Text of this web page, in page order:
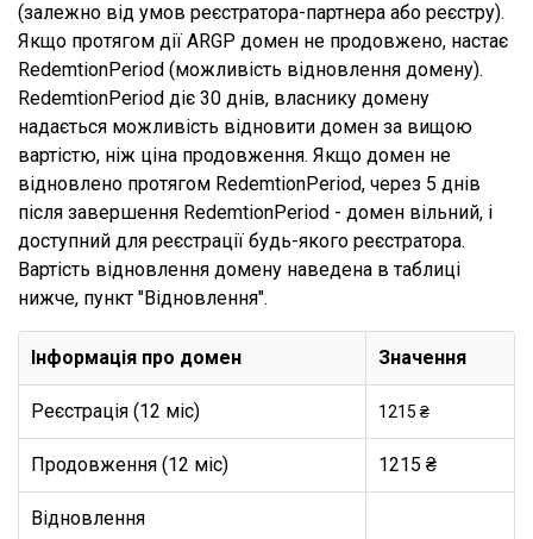
(залежно від умов реєстратора-партнера або реєстру).
Якщо протягом дії ARGP домен не продовжено, настає
RedemtionPeriod (можливість відновлення домену).
RedemtionPeriod діє 30 днів, власнику домену
надається можливість відновити домен за вищою
вартістю, ніж ціна продовження. Якщо домен не
відновлено протягом RedemtionPeriod, через 5 днів
після завершення RedemtionPeriod - домен вільний, і
доступний для реєстрації будь-якого реєстратора.
Вартість відновлення домену наведена в таблиці
нижче, пункт "Відновлення".
Інформація про домен Значення
Реєстрація (12 міс) 1215 ₴
Продовження (12 міс) 1215 ₴
Відновлення